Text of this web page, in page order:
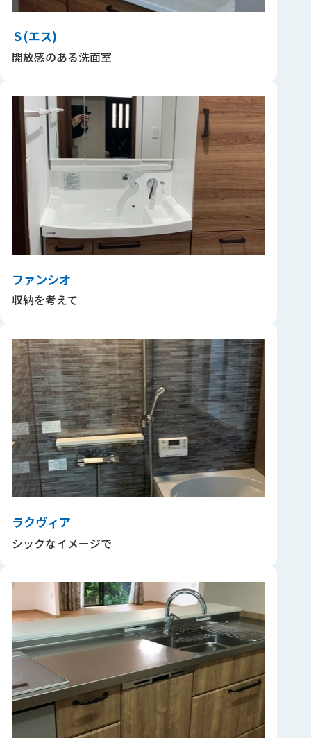
Ｓ(エス)
開放感のある洗面室
ファンシオ
収納を考えて
ラクヴィア
シックなイメージで